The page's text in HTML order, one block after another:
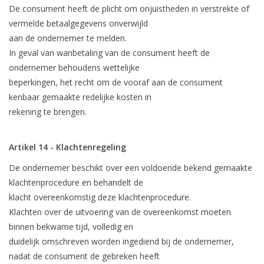
De consument heeft de plicht om onjuistheden in verstrekte of
vermelde betaalgegevens onverwijld
aan de ondernemer te melden.
In geval van wanbetaling van de consument heeft de
ondernemer behoudens wettelijke
beperkingen, het recht om de vooraf aan de consument
kenbaar gemaakte redelijke kosten in
rekening te brengen.
Artikel 14 - Klachtenregeling
De ondernemer beschikt over een voldoende bekend gemaakte
klachtenprocedure en behandelt de
klacht overeenkomstig deze klachtenprocedure.
Klachten over de uitvoering van de overeenkomst moeten
binnen bekwame tijd, volledig en
duidelijk omschreven worden ingediend bij de ondernemer,
nadat de consument de gebreken heeft